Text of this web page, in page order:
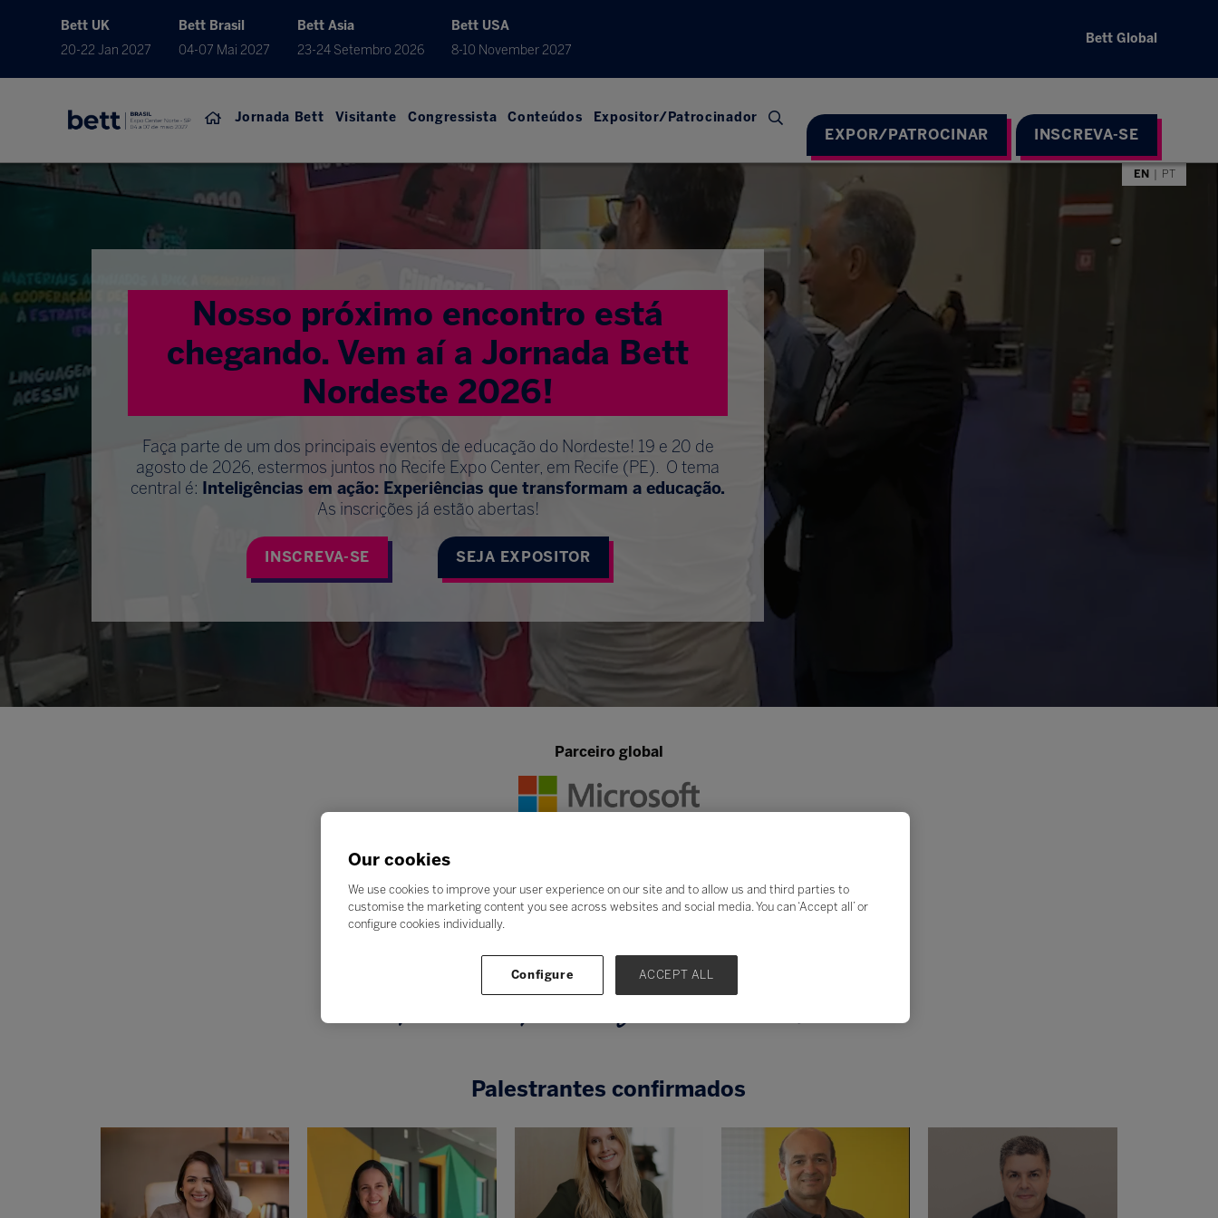
Bett UK
20-22 Jan 2027
Bett Brasil
04-07 Mai 2027
Bett Asia
23-24 Setembro 2026
Bett USA
8-10 November 2027
Bett Global
Jornada Bett Visitante Congressista Conteúdos Expositor/Patrocinador
EXPOR/PATROCINAR INSCREVA-SE
EN PT
Nosso próximo encontro está
chegando. Vem aí a Jornada Bett
Nordeste 2026!
Faça parte de um dos principais eventos de educação do Nordeste! 19 e 20 de
agosto de 2026, estermos juntos no Recife Expo Center, em Recife (PE). O tema
central é: Inteligências em ação: Experiências que transformam a educação.
As inscrições já estão abertas!
INSCREVA-SE SEJA EXPOSITOR
Parceiro global
Tema central de Jornada Bett 2026
Inteligências em Ação:
Palestrantes confirmados
Our cookies
We use cookies to improve your user experience on our site and to allow us and third parties to
customise the marketing content you see across websites and social media. You can ‘Accept all’ or
configure cookies individually.
Configure ACCEPT ALL